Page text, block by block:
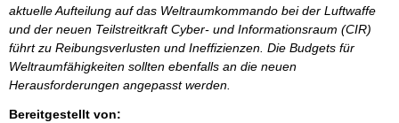
aktuelle Aufteilung auf das Weltraumkommando bei der Luftwaffe
und der neuen Teilstreitkraft Cyber- und Informationsraum (CIR)
führt zu Reibungsverlusten und Ineffizienzen. Die Budgets für
Weltraumfähigkeiten sollten ebenfalls an die neuen
Herausforderungen angepasst werden.
Bereitgestellt von: